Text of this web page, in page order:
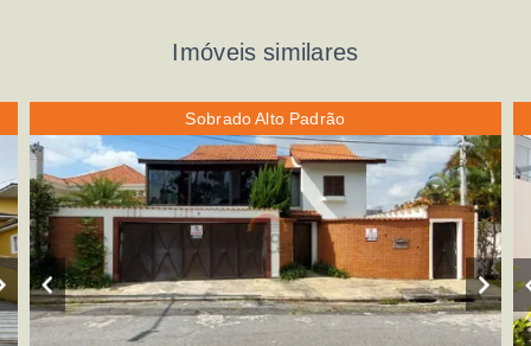
Imóveis similares
Sobrado Alto Padrão